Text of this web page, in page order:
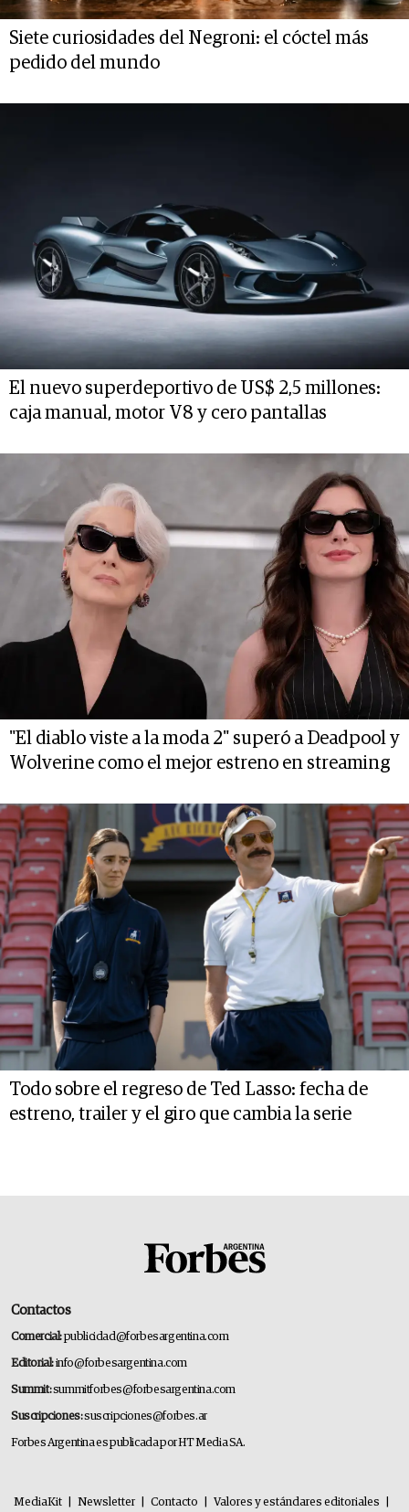
Siete curiosidades del Negroni: el cóctel más
pedido del mundo
El nuevo superdeportivo de US$ 2,5 millones:
caja manual, motor V8 y cero pantallas
"El diablo viste a la moda 2" superó a Deadpool y
Wolverine como el mejor estreno en streaming
Todo sobre el regreso de Ted Lasso: fecha de
estreno, trailer y el giro que cambia la serie
Contactos
Comercial:publicidad@forbesargentina.com
Editorial:info@forbesargentina.com
Summit:summitforbes@forbesargentina.com
Suscripciones:suscripciones@forbes.ar
Forbes Argentina es publicada por HT Media SA.
MediaKit Newsletter Contacto Valores y estándares editoriales